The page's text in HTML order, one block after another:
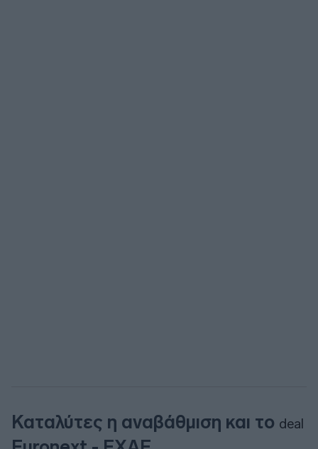
Καταλύτες η αναβάθμιση και το deal